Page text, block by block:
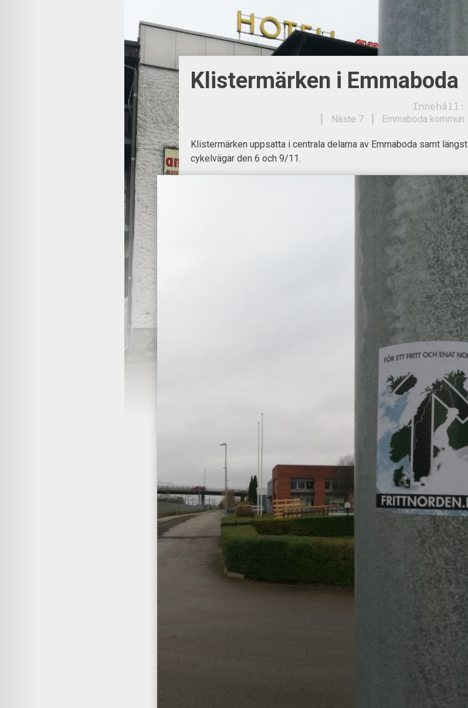
Klistermärken i Emmaboda
Innehåll:
Emmaboda kommun
Näste 7
Klistermärken uppsatta i centrala delarna av Emmaboda samt längst
cykelvägar den 6 och 9/11.